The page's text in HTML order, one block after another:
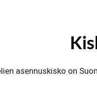
asennuskisko on